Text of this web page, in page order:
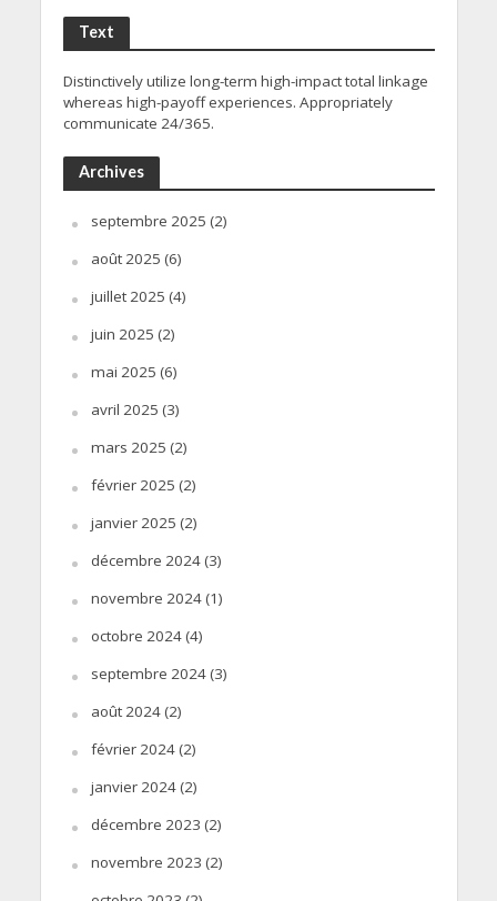
Text
Distinctively utilize long-term high-impact total linkage
whereas high-payoff experiences. Appropriately
communicate 24/365.
Archives
septembre 2025 (2)
août 2025 (6)
juillet 2025 (4)
juin 2025 (2)
mai 2025 (6)
avril 2025 (3)
mars 2025 (2)
février 2025 (2)
janvier 2025 (2)
décembre 2024(3)
novembre 2024(1)
octobre 2024(4)
septembre 2024(3)
août 2024(2)
février 2024(2)
janvier 2024(2)
décembre 2023 (2)
novembre 2023 (2)